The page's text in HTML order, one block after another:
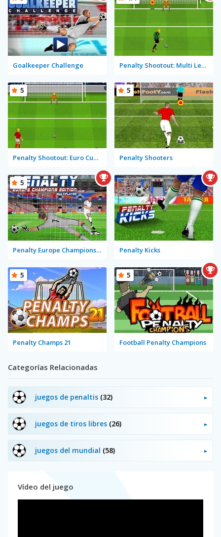
Goalkeeper Challenge Penalty Shootout: Multi League
Penalty Shootout: Euro Cup 2016
5
Penalty Shooters
5
Penalty Europe Champions Edition Multiplayer
5
Penalty Kicks
Penalty Champs 21
5
Football Penalty Champions
5
Categorías Relacionadas
juegos de penaltis (32)
juegos de tiros libres (26)
juegos del mundial (58)
Vídeo del juego